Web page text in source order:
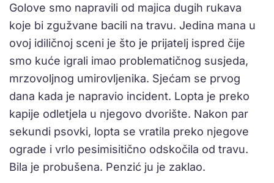
Golove smo napravili od majica dugih rukava
koje bi zgužvane bacili na travu. Jedina mana u
ovoj idiličnoj sceni je što je prijatelj ispred čije
smo kuće igrali imao problematičnog susjeda,
mrzovoljnog umirovljenika. Sjećam se prvog
dana kada je napravio incident. Lopta je preko
kapije odletjela u njegovo dvorište. Nakon par
sekundi psovki, lopta se vratila preko njegove
ograde i vrlo pesimisitično odskočila od travu.
Bila je probušena. Penzić ju je zaklao.